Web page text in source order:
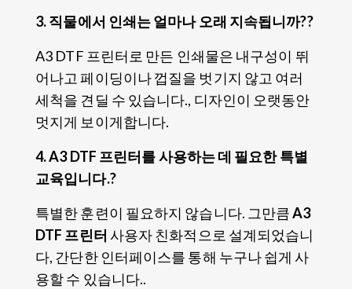
3. 직물에서 인쇄는 얼마나 오래 지속됩니까??
A3 DTF 프린터로 만든 인쇄물은 내구성이 뛰
어나고 페이딩이나 껍질을 벗기지 않고 여러
세척을 견딜 수 있습니다., 디자인이 오랫동안
멋지게 보이게합니다.
4. A3 DTF 프린터를 사용하는 데 필요한 특별
교육입니다.?
특별한 훈련이 필요하지 않습니다. 그만큼A3
DTF 프린터 사용자 친화적으로 설계되었습니
다, 간단한 인터페이스를 통해 누구나 쉽게 사
용할 수 있습니다..